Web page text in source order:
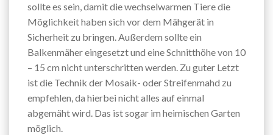
sollte es sein, damit die wechselwarmen Tiere die
Möglichkeit haben sich vor dem Mähgerät in
Sicherheit zu bringen. Außerdem sollte ein
Balkenmäher eingesetzt und eine Schnitthöhe von 10
– 15 cm nicht unterschritten werden. Zu guter Letzt
ist die Technik der Mosaik- oder Streifenmahd zu
empfehlen, da hierbei nicht alles auf einmal
abgemäht wird. Das ist sogar im heimischen Garten
möglich.